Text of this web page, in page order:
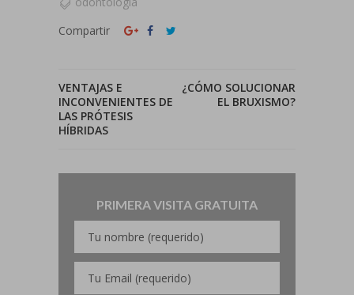
Compartir
VENTAJAS E
INCONVENIENTES DE
LAS PRÓTESIS
HÍBRIDAS
¿CÓMO SOLUCIONAR
EL BRUXISMO?
PRIMERA VISITA GRATUITA